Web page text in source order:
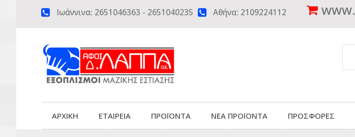
 Ιωάννινα: 2651046363 - 2651040235  Αθήνα: 2109224112 www.
ΑΡΧΙΚΗ ΕΤΑΙΡΕΙΑ ΠΡΟΪΟΝΤΑ ΝΕΑ ΠΡΟΪΟΝΤΑ ΠΡΟΣΦΟΡΕΣ